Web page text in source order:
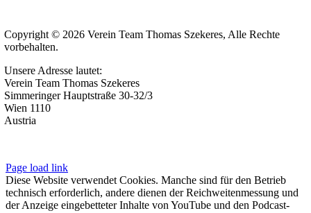
Copyright © 2026 Verein Team Thomas Szekeres, Alle Rechte
vorbehalten.
Unsere Adresse lautet:
Verein Team Thomas Szekeres
Simmeringer Hauptstraße 30-32/3
Wien 1110
Austria
Page load link
Diese Website verwendet Cookies. Manche sind für den Betrieb
technisch erforderlich, andere dienen der Reichweitenmessung und
der Anzeige eingebetteter Inhalte von YouTube und den Podcast-